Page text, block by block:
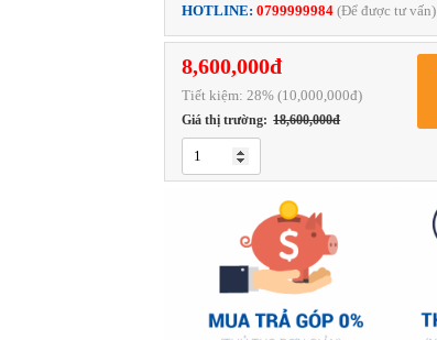
HOTLINE:0799999984 (Để được tư vấn)
8,600,000đ
Tiết kiệm: 28% (10,000,000đ)
Giá thị trường: 18,600,000đ